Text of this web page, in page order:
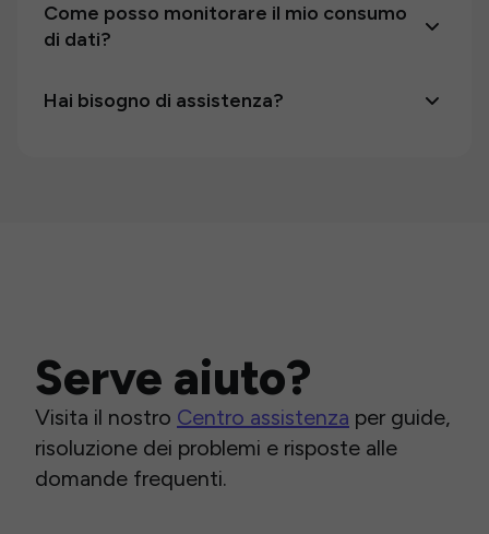
Come posso monitorare il mio consumo
di dati?
Hai bisogno di assistenza?
Serve aiuto?
Visita il nostro Centro assistenza per guide,
risoluzione dei problemi e risposte alle
domande frequenti.